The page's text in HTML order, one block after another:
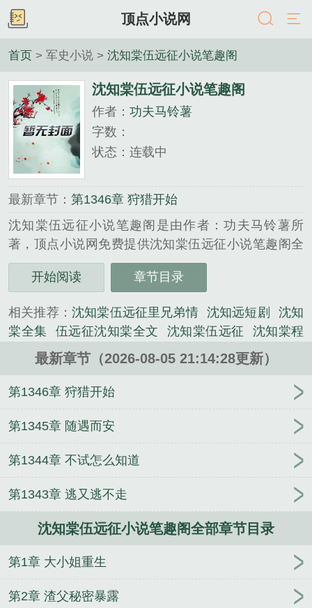
顶点小说网
首页 > 军史小说 > 沈知棠伍远征小说笔趣阁
沈知棠伍远征小说笔趣阁
作者： 功夫马铃薯
字数：
状态：连载中
最新章节： 第1346章 狩猎开始
沈知棠伍远征小说笔趣阁是由作者：功夫马铃薯所
著，顶点小说网免费提供沈知棠伍远征小说笔趣阁全
文在线阅读。
三秒记住本站：顶点小说网 网址：www.booktxt.la...
的军史小说类小说。
开始阅读 章节目录
相关推荐： 沈知棠伍远征里兄弟情 沈知远短剧
沈知
棠全集
伍远征沈知棠全文 沈知棠伍远征
沈知棠程
沈知棠个人简历 沈知棠全文免费阅读 沈知棠伍
远征里妯娌几个
伍远征沈知棠阅读
知远的遗书 沈知棠伍远征叫什么名字
在石器时代搞
芜谢寒城 一年出现一次的男人
职业病暗卫的宠妃生
主从杀猪开始 离婚后前妻姐她追悔莫及
沈玉芜谢寒
生后我不是人了 我的侯府傲娇才娘子
万人迷NPC他
只想干饭
王爷别过来，我只是个小道士啊！ 沈知棠
伍远征
师尊他死在我认错那天 团宠千金是暴力天
师 春池欲涨沈玉芜谢寒城全文完整版
最新章节（2026-08-05 21:14:28更新）
第1346章 狩猎开始
第1345章 随遇而安
第1344章 不试怎么知道
第1343章 逃又逃不走
沈知棠伍远征小说笔趣阁全部章节目录
第1章 大小姐重生
第2章 渣父秘密暴露